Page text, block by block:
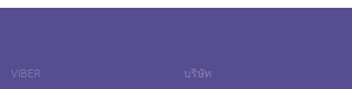
VIBER บริษัท